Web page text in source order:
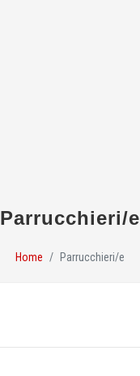
Parrucchieri/e
Home Parrucchieri/e